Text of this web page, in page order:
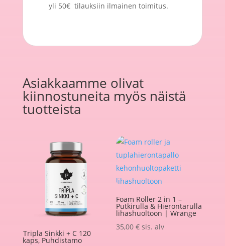
yli 50€ tilauksiin ilmainen toimitus.
Asiakkaamme olivat
kiinnostuneita myös näistä
tuotteista
Tripla Sinkki + C 120
kaps, Puhdistamo
Foam Roller 2 in 1 –
Putkirulla & Hierontarulla
lihashuoltoon | Wrange
35,00€ sis. alv